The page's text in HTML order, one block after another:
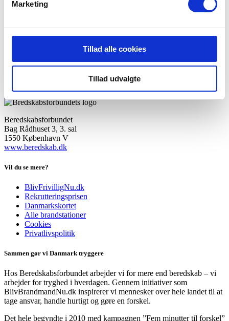
Marketing
Tillad alle cookies
Tillad udvalgte
6200 Aabenraa
Beredskabsforbundet
Bag Rådhuset 3, 3. sal
1550 København V
www.beredskab.dk
Vil du se mere?
BlivFrivilligNu.dk
Rekrutteringsprisen
Danmarkskortet
Alle brandstationer
Cookies
Privatlivspolitik
Sammen gør vi Danmark tryggere
Hos Beredskabsforbundet arbejder vi for mere end beredskab – vi
arbejder for tryghed i hverdagen. Gennem initiativer som
BlivBrandmandNu.dk inspirerer vi mennesker over hele landet til at
tage ansvar, handle hurtigt og gøre en forskel.
Det hele begyndte i 2010 med kampagnen ”Fem minutter til forskel”